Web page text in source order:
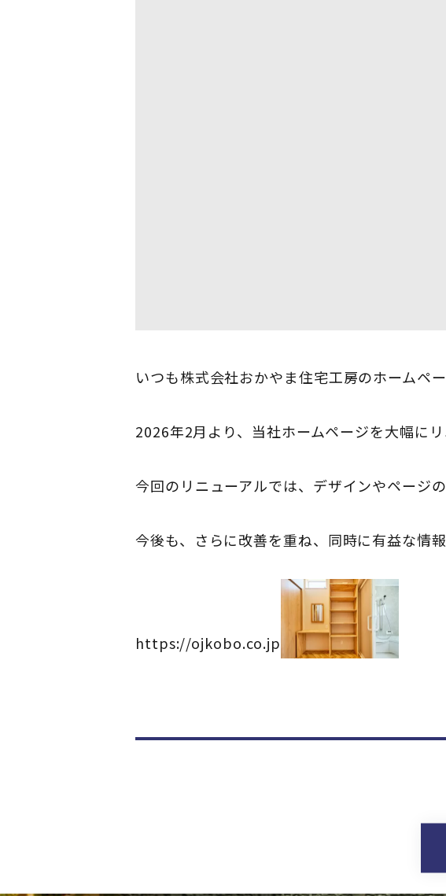
いつも株式会社おかやま住宅工房のホームペ
2026年2月より、当社ホームページを大幅にリ
今回のリニューアルでは、デザインやページ
今後も、さらに改善を重ね、同時に有益な情
https://ojkobo.co.jp